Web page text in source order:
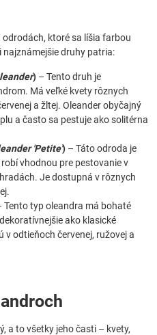
ktoré sa líšia farbou
najznámejšie druhy patria:
) – Tento druh je
Má veľké kvety rôznych
a žltej. Oleander obyčajný
a často sa pestuje ako solitérna
'Petite') – Táto odroda je
vhodnou pre pestovanie v
Je dostupná v rôznych
Tento typ oleandra má bohaté
ako klasické
v odtieňoch červenej, ružovej a
a to všetky jeho časti – kvety,